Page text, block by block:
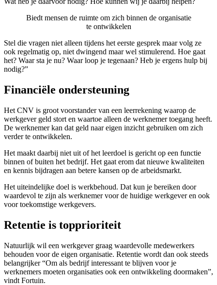
Biedt mensen de ruimte om zich binnen de organisatie
te ontwikkelen
Stel die vragen niet alleen tijdens het eerste gesprek maar volg ze
ook regelmatig op, niet dwingend maar wel stimulerend. Hoe gaat
het? Waar sta je nu? Waar loop je tegenaan? Heb je ergens hulp bij
nodig?”
Financiële ondersteuning
Het CNV is groot voorstander van een leerrekening waarop de
werkgever geld stort en waartoe alleen de werknemer toegang heeft.
De werknemer kan dat geld naar eigen inzicht gebruiken om zich
verder te ontwikkelen.
Het maakt daarbij niet uit of het leerdoel is gericht op een functie
binnen of buiten het bedrijf. Het gaat erom dat nieuwe kwaliteiten
en kennis bijdragen aan betere kansen op de arbeidsmarkt.
Het uiteindelijke doel is werkbehoud. Dat kun je bereiken door
waardevol te zijn als werknemer voor de huidige werkgever en ook
voor toekomstige werkgevers.
Retentie is topprioriteit
Natuurlijk wil een werkgever graag waardevolle medewerkers
behouden voor de eigen organisatie. Retentie wordt dan ook steeds
belangrijker “Om als bedrijf interessant te blijven voor je
werknemers moeten organisaties ook een ontwikkeling doormaken”,
vindt Fortuin.